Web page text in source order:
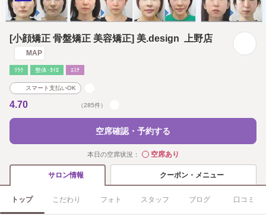
[小顔矯正 骨盤矯正 美容矯正] 美.design 上野店
MAP
ﾘﾗｸ 整体･ｶｲﾛ ｴｽﾃ
スマート支払いOK
4.70 （285件）
空席確認・予約する
本日の空席状況： ◯空席あり
サロン情報 クーポン・メニュー
トップ こだわり フォト スタッフ ブログ 口コミ